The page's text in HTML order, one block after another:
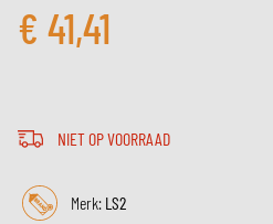
€ 41,41
NIET OP VOORRAAD
Merk: LS2